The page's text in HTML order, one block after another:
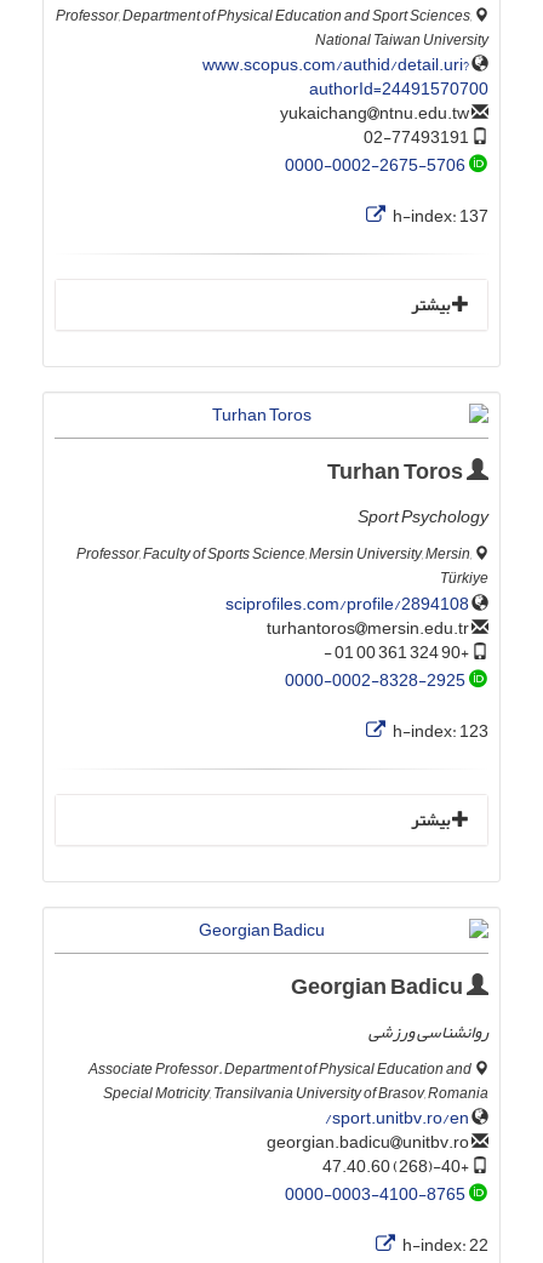
Professor, Department of Physical Education and Sport Sciences,
National Taiwan University
www.scopus.com/authid/detail.uri?
authorId=24491570700
ntnu.edu.tw
0000-0002-2675-5706
h-index:137
بیشتر
Sport Psychology
Professor, Faculty of Sports Science, Mersin University, Mersin,
Türkiye
sciprofiles.com/profile/2894108
mersin.edu.tr
+90 324 361 00 01 -
0000-0002-8328-2925
h-index:123
بیشتر
روانشناسی ورزشی
Associate Professor. Department of Physical Education and
Special Motricity, Transilvania University of Brasov, Romania
sport.unitbv.ro/en/
unitbv.ro
+40-(268) 47.40.60
0000-0003-4100-8765
h-index:22